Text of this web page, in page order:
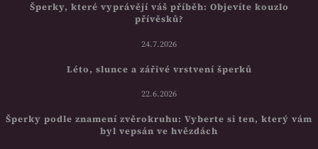
Šperky, které vyprávějí váš příběh: Objevíte kouzlo
přívěsků?
24.7.2026
Léto, slunce a zářivé vrstvení šperků
22.6.2026
Šperky podle znamení zvěrokruhu: Vyberte si ten, který vám
byl vepsán ve hvězdách